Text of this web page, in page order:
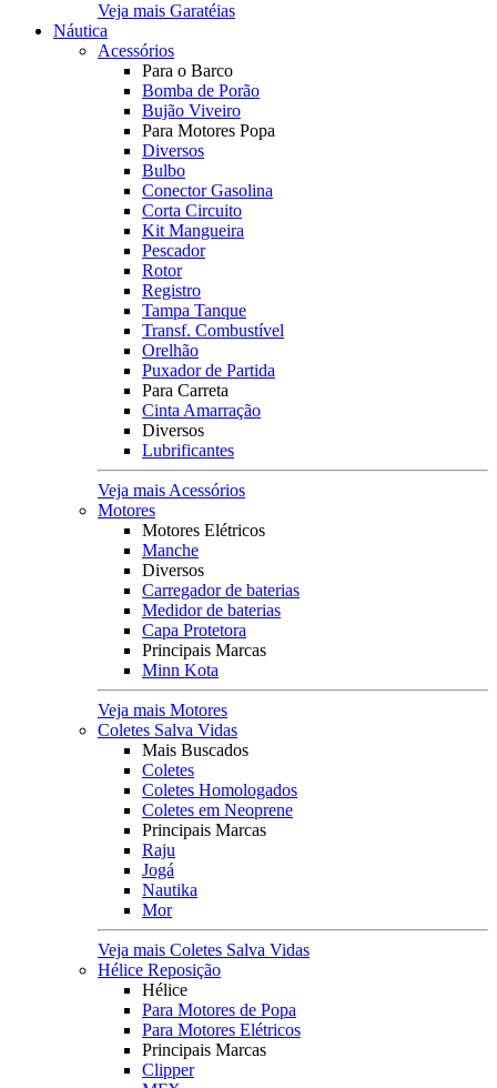
Veja mais Garatéias
Náutica
Acessórios
Para o Barco
Bomba de Porão
Bujão Viveiro
Para Motores Popa
Diversos
Bulbo
Conector Gasolina
Corta Circuito
Kit Mangueira
Pescador
Rotor
Registro
Tampa Tanque
Transf. Combustível
Orelhão
Puxador de Partida
Para Carreta
Cinta Amarração
Diversos
Lubrificantes
Veja mais Acessórios
Motores
Motores Elétricos
Manche
Diversos
Carregador de baterias
Medidor de baterias
Capa Protetora
Principais Marcas
Minn Kota
Veja mais Motores
Coletes Salva Vidas
Mais Buscados
Coletes
Coletes Homologados
Coletes em Neoprene
Principais Marcas
Raju
Jogá
Nautika
Mor
Veja mais Coletes Salva Vidas
Hélice Reposição
Hélice
Para Motores de Popa
Para Motores Elétricos
Principais Marcas
Clipper